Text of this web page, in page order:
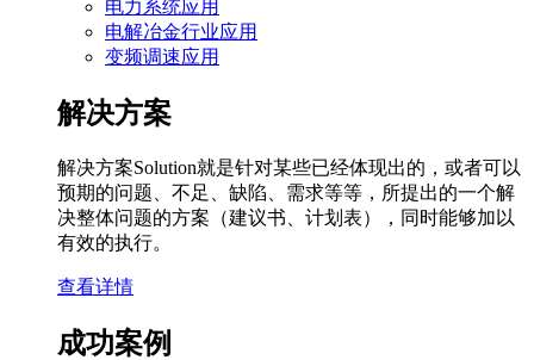
电力系统应用
电解冶金行业应用
变频调速应用
解决方案
解决方案Solution就是针对某些已经体现出的，或者可以
预期的问题、不足、缺陷、需求等等，所提出的一个解
决整体问题的方案（建议书、计划表），同时能够加以
有效的执行。
查看详情
成功案例